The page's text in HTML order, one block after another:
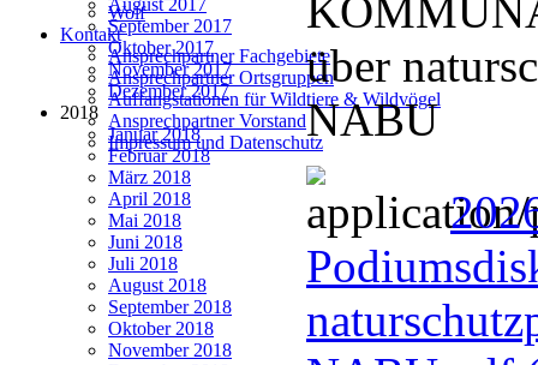
Wolf
Kontakt
Ansprechpartner Fachgebiete
Ansprechpartner Ortsgruppen
Auffangstationen für Wildtiere & Wildvögel
Ansprechpartner Vorstand
Impressum und Datenschutz
September 2017
Oktober 2017
November 2017
Dezember 2017
2018
Januar 2018
Februar 2018
März 2018
April 2018
Mai 2018
Juni 2018
Juli 2018
August 2018
September 2018
Oktober 2018
November 2018
über
NABU